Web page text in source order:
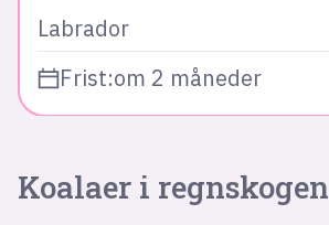
Labrador
Frist:om 2 måneder
Koalaer i regnskogen